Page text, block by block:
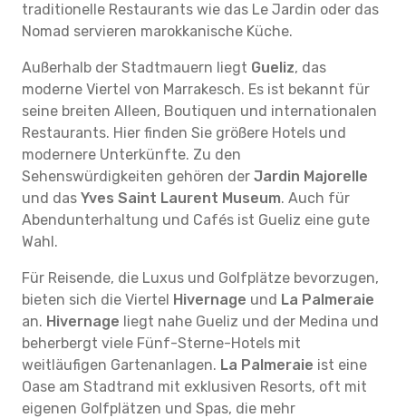
traditionelle Restaurants wie das Le Jardin oder das
Nomad servieren marokkanische Küche.
Außerhalb der Stadtmauern liegt Gueliz, das
moderne Viertel von Marrakesch. Es ist bekannt für
seine breiten Alleen, Boutiquen und internationalen
Restaurants. Hier finden Sie größere Hotels und
modernere Unterkünfte. Zu den
Sehenswürdigkeiten gehören der Jardin Majorelle
und das Yves Saint Laurent Museum. Auch für
Abendunterhaltung und Cafés ist Gueliz eine gute
Wahl.
Für Reisende, die Luxus und Golfplätze bevorzugen,
bieten sich die Viertel Hivernage und La Palmeraie
an. Hivernage liegt nahe Gueliz und der Medina und
beherbergt viele Fünf-Sterne-Hotels mit
weitläufigen Gartenanlagen. La Palmeraie ist eine
Oase am Stadtrand mit exklusiven Resorts, oft mit
eigenen Golfplätzen und Spas, die mehr